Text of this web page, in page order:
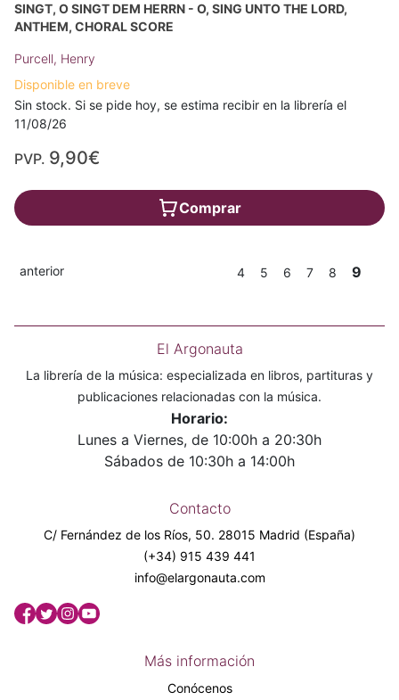
SINGT, O SINGT DEM HERRN - O, SING UNTO THE LORD,
ANTHEM, CHORAL SCORE
Purcell, Henry
Disponible en breve
Sin stock. Si se pide hoy, se estima recibir en la librería el
11/08/26
PVP. 9,90€
Comprar
anterior 4 5 6 7 8 9
El Argonauta
La librería de la música: especializada en libros, partituras y
publicaciones relacionadas con la música.
Horario:
Lunes a Viernes, de 10:00h a 20:30h
Sábados de 10:30h a 14:00h
Contacto
C/ Fernández de los Ríos, 50. 28015 Madrid (España)
(+34) 915 439 441
info@elargonauta.com
Más información
Conócenos